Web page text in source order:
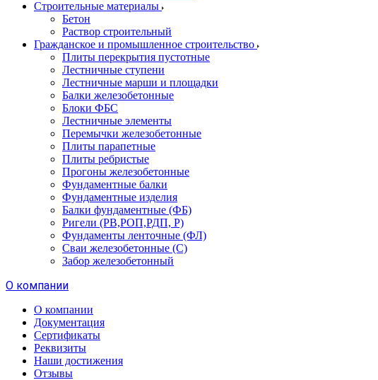
Строительные материалы
Бетон
Раствор строительный
Гражданское и промышленное строительство
Плиты перекрытия пустотные
Лестничные ступени
Лестничные марши и площадки
Балки железобетонные
Блоки ФБС
Лестничные элементы
Перемычки железобетонные
Плиты парапетные
Плиты ребристые
Прогоны железобетонные
Фундаментные балки
Фундаментные изделия
Балки фундаментные (ФБ)
Ригели (РВ,РОП,РДП, Р)
Фундаменты ленточные (ФЛ)
Сваи железобетонные (С)
Забор железобетонный
О компании
О компании
Документация
Сертификаты
Реквизиты
Наши достижения
Отзывы